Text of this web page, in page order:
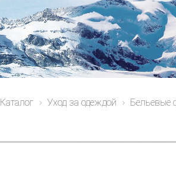
Каталог Уход за одеждой Бельевые